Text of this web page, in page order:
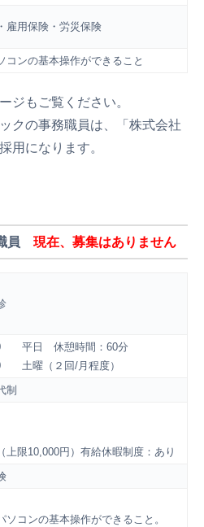
雇用保険・労災保険
コンの基本操作ができること
ジもご覧ください。
クの事務職員は、「株式会社
用になります。
員 現在、募集はありません
平日 休憩時間：60分
土曜（２回/月程度）
制
上限10,000円）有給休暇制度：あり
ソコンの基本操作ができること。